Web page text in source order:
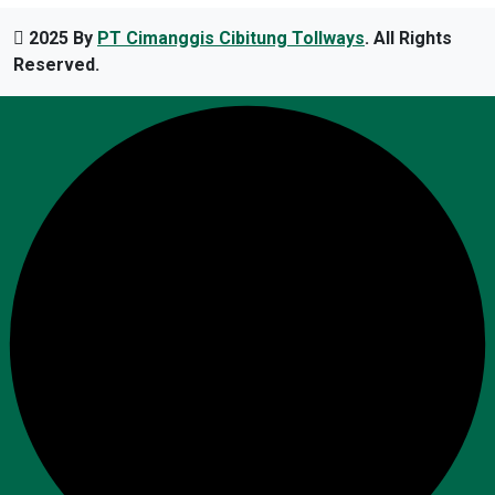
2025 By PT Cimanggis Cibitung Tollways. All Rights
Reserved.